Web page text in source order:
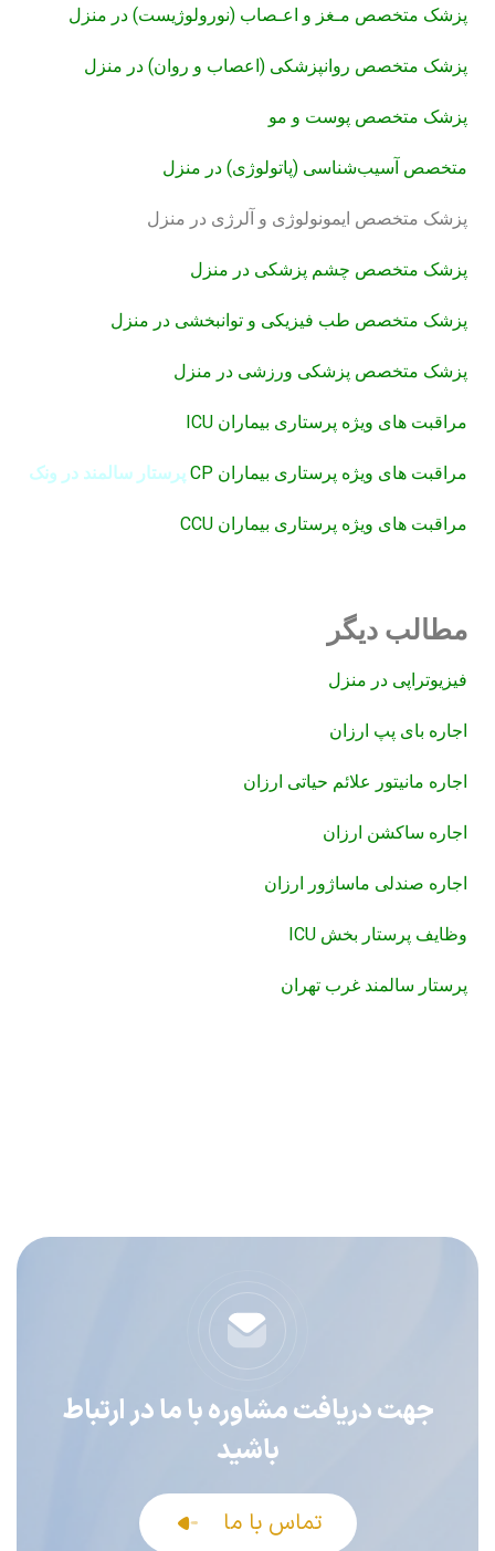
پزشک متخصص مـغز و اعـصاب (نورولوژیست) در منزل
پزشک متخصص روانپزشکی (اعصاب و روان) در منزل
پزشک متخصص پوست و مو
متخصص آسیب‌شناسی (پاتولوژی) در منزل
پزشک متخصص ایمونولوژی و آلرژی در منزل
پزشک متخصص چشم پزشکی در منزل
پزشک متخصص طب فیزیکی و توانبخشی در منزل
پزشک متخصص پزشکی ورزشی در منزل
مراقبت های ویژه پرستاری بیماران ICU
مراقبت های ویژه پرستاری بیماران CP پرستار سالمند در ونک
مراقبت های ویژه پرستاری بیماران CCU
مطالب دیگر
فیزیوتراپی در منزل
اجاره بای پپ ارزان
اجاره مانیتور علائم حیاتی ارزان
اجاره ساکشن ارزان
اجاره صندلی ماساژور ارزان
وظایف پرستار بخش ICU
پرستار سالمند غرب تهران
جهت دریافت مشاوره با ما در ارتباط
باشید
تماس با ما